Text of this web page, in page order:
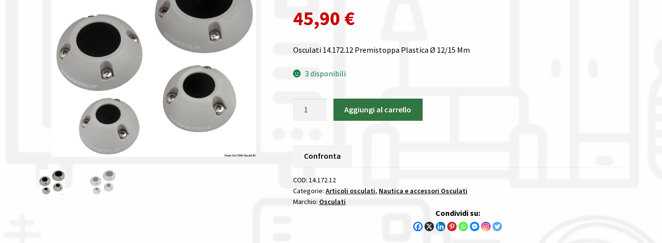
45,90 €
Osculati 14.172.12 Premistoppa Plastica Ø 12/15 Mm
3 disponibili
Mm
premistoppa
scanstrut
Aggiungi al carrello
Confronta
COD: 14.172.12
Categorie: Articoli osculati, Nautica e accessori Osculati
Marchio: Osculati
Condividi su: